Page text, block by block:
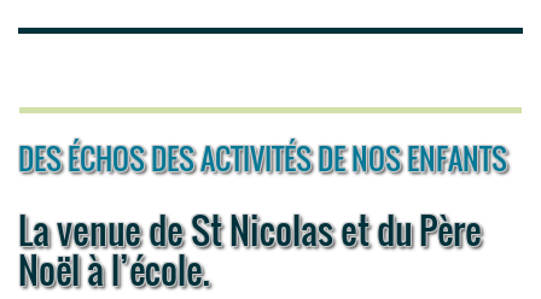
DES ÉCHOS DES ACTIVITÉS DE NOS ENFANTS
La venue de St Nicolas et du Père
Noël à l’école.